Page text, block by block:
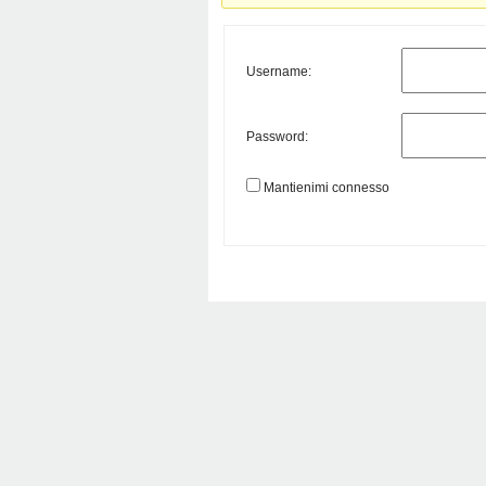
Username:
Password:
Mantienimi connesso